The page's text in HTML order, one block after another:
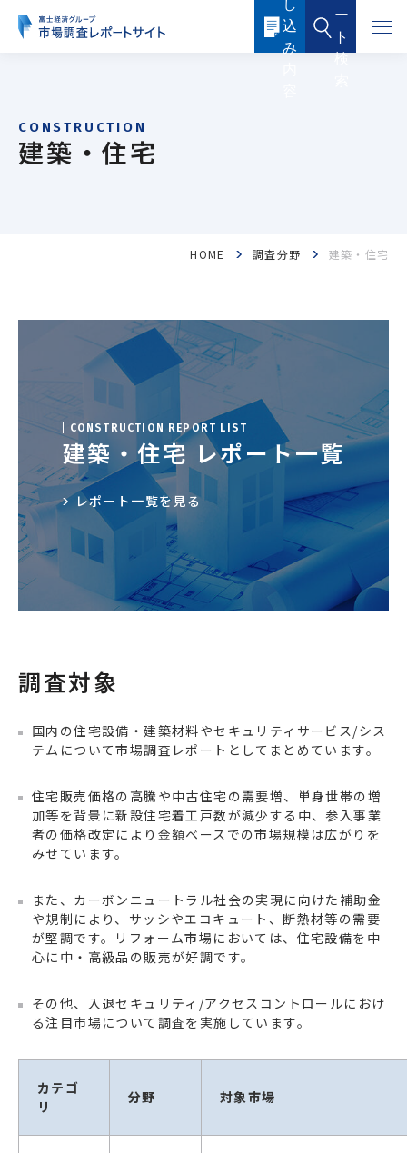
し
込
み
ー
ト
検
ヘルスケア
産業機器・制御機器 電子機器・電子部品
ICTソリューション・サービス
エネルギー 環境・社会・インフラ
建築・住宅 自動車・輸送
その他
建築・住宅
HOME 調査分野 建築・住宅
CONSTRUCTION REPORT LIST
建築・住宅 レポート一覧
レポート一覧を見る
調査対象
国内の住宅設備・建築材料やセキュリティサービス/シス
テムについて市場調査レポートとしてまとめています。
住宅販売価格の高騰や中古住宅の需要増、単身世帯の増
加等を背景に新設住宅着工戸数が減少する中、参入事業
者の価格改定により金額ベースでの市場規模は広がりを
みせています。
また、カーボンニュートラル社会の実現に向けた補助金
や規制により、サッシやエコキュート、断熱材等の需要
が堅調です。リフォーム市場においては、住宅設備を中
心に中・高級品の販売が好調です。
その他、入退セキュリティ/アクセスコントロールにおけ
る注目市場について調査を実施しています。
カテゴ
リ
分野 対象市場